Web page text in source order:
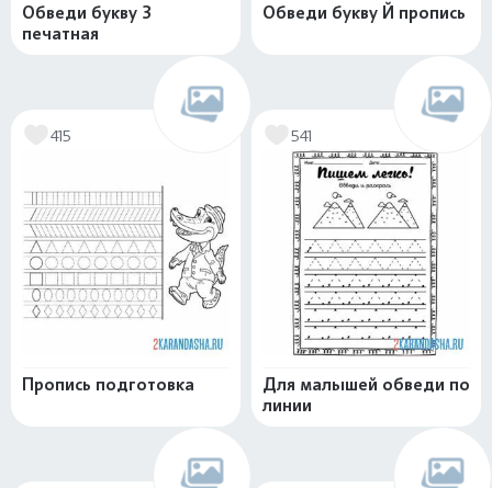
Обведи букву З
печатная
Обведи букву Й пропись
415
Пропись подготовка
541
Для малышей обведи по
линии